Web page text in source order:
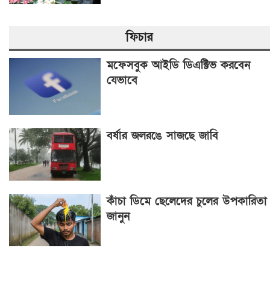
ফিচার
মফেসবুক আইডি ডিএক্টিভ করবেন
যেভাবে
বর্ষার জলরঙে সাজছে জাবি
কাঁচা ডিমে ছেলেদের চুলের উপকারিতা
জানুন